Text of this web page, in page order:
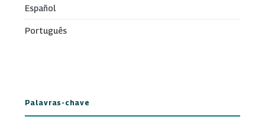
Español
Português
Palavras-chave